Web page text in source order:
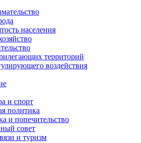
населения
территорий
воздействия
и спорт
политика
и попечительство
совет
и туризм